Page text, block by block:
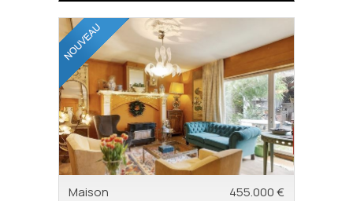
Maison
455.000 €